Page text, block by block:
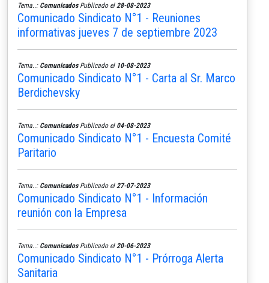
Tema..: ComunicadosPublicado el 28-08-2023
Comunicado Sindicato N°1 - Reuniones
informativas jueves 7 de septiembre 2023
Tema..: ComunicadosPublicado el 10-08-2023
Comunicado Sindicato N°1 - Carta al Sr. Marco
Berdichevsky
Tema..: ComunicadosPublicado el 04-08-2023
Comunicado Sindicato N°1 - Encuesta Comité
Paritario
Tema..: ComunicadosPublicado el 27-07-2023
Comunicado Sindicato N°1 - Información
reunión con la Empresa
Tema..: ComunicadosPublicado el 20-06-2023
Comunicado Sindicato N°1 - Prórroga Alerta
Sanitaria